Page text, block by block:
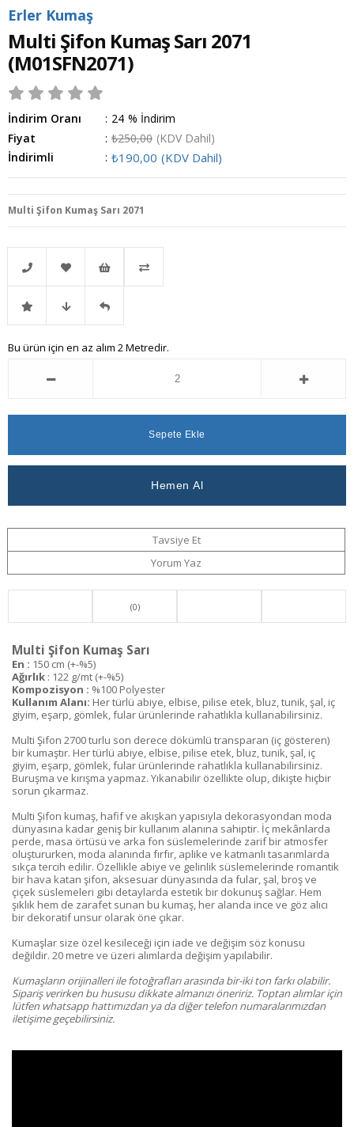
Erler Kumaş
Multi Şifon Kumaş Sarı 2071
(M01SFN2071)
İndirim Oranı : %
24
İndirim
Fiyat
: ₺250,00 (KDV Dahil)
İndirimli
: ₺190,00 (KDV Dahil)
Multi Şifon Kumaş Sarı 2071
Telefonla
Sipariş
Favorilere
Ekle
İstek
Listeme
İndirimli Fiyat
Ver
Gelince
Bu ürün için en az alım 2 Metredir.
Tavsiye Et
Yorum Yaz
(0)
Multi Şifon Kumaş Sarı
En : 150 cm (+-%5)
Ağırlık : 122 g/mt (+-%5)
Kompozisyon : %100 Polyester
Kullanım Alanı: Her türlü abiye, elbise, pilise etek, bluz, tunik, şal, iç
giyim, eşarp, gömlek, fular ürünlerinde rahatlıkla kullanabilirsiniz.
Multi Şifon 2700 turlu son derece dökümlü transparan (iç gösteren)
bir kumaştır. Her türlü abiye, elbise, pilise etek, bluz, tunik, şal, iç
giyim, eşarp, gömlek, fular ürünlerinde rahatlıkla kullanabilirsiniz.
Buruşma ve kırışma yapmaz. Yıkanabilir özellikte olup, dikişte hiçbir
sorun çıkarmaz.
Multi Şifon kumaş, hafif ve akışkan yapısıyla dekorasyondan moda
dünyasına kadar geniş bir kullanım alanına sahiptir. İç mekânlarda
perde, masa örtüsü ve arka fon süslemelerinde zarif bir atmosfer
oluştururken, moda alanında fırfır, aplike ve katmanlı tasarımlarda
sıkça tercih edilir. Özellikle abiye ve gelinlik süslemelerinde romantik
bir hava katan şifon, aksesuar dünyasında da fular, şal, broş ve
çiçek süslemeleri gibi detaylarda estetik bir dokunuş sağlar. Hem
şıklık hem de zarafet sunan bu kumaş, her alanda ince ve göz alıcı
bir dekoratif unsur olarak öne çıkar.
Kumaşlar size özel kesileceği için iade ve değişim söz konusu
değildir. 20 metre ve üzeri alımlarda değişim yapılabilir.
Kumaşların orijinalleri ile fotoğrafları arasında bir-iki ton farkı olabilir.
Sipariş verirken bu hususu dikkate almanızı öneririz. Toptan alımlar için
lütfen whatsapp hattımızdan ya da diğer telefon numaralarımızdan
iletişime geçebilirsiniz.